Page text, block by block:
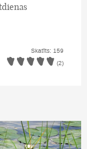
Skatīts: 159
(2)